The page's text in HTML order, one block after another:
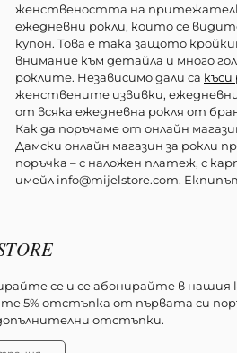
женствеността на
ежедневни рокли, които се
купон. Това е така защото
внимание към детайла и много
роклите. Независимо дали са къси
женствените извивки,
от всяка ежедневна рокля от
Как да поръчаме от онлайн
Дамски онлайн магазин за рокли
поръчка – с наложен платеж, с
имейл info@mijelstore.com.
се и се абонирайте в нашия
5% отстъпка от първата си
отстъпки.